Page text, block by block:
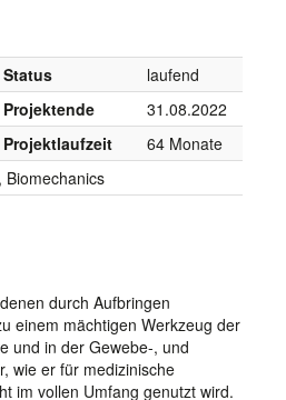
Status
laufend
Projektende
31.08.2022
Projektlaufzeit
64 Monate
Biomechanics
durch Aufbringen
einem mächtigen Werkzeug der
und in der Gewebe-, und
wie er für medizinische
im vollen Umfang genutzt wird.